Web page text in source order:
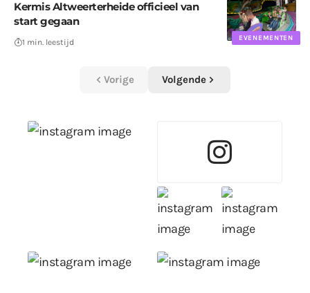
EVENEMENTEN
Kermis Altweerterheide officieel van
start gegaan
1 min. leestijd
Vorige Volgende